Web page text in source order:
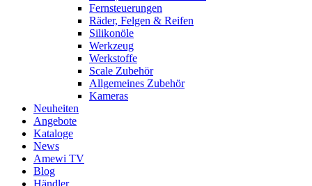
Fernsteuerungen
Räder, Felgen & Reifen
Silikonöle
Werkzeug
Werkstoffe
Scale Zubehör
Allgemeines Zubehör
Kameras
Neuheiten
Angebote
Kataloge
News
Amewi TV
Blog
Händler